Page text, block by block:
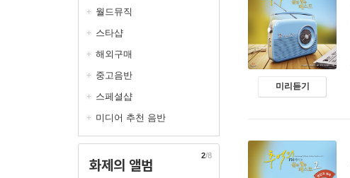
월드뮤직
스타샵
해외구매
중고음반
스페셜샵
미디어 추천 음반
화제의 앨범
2/8
미리듣기